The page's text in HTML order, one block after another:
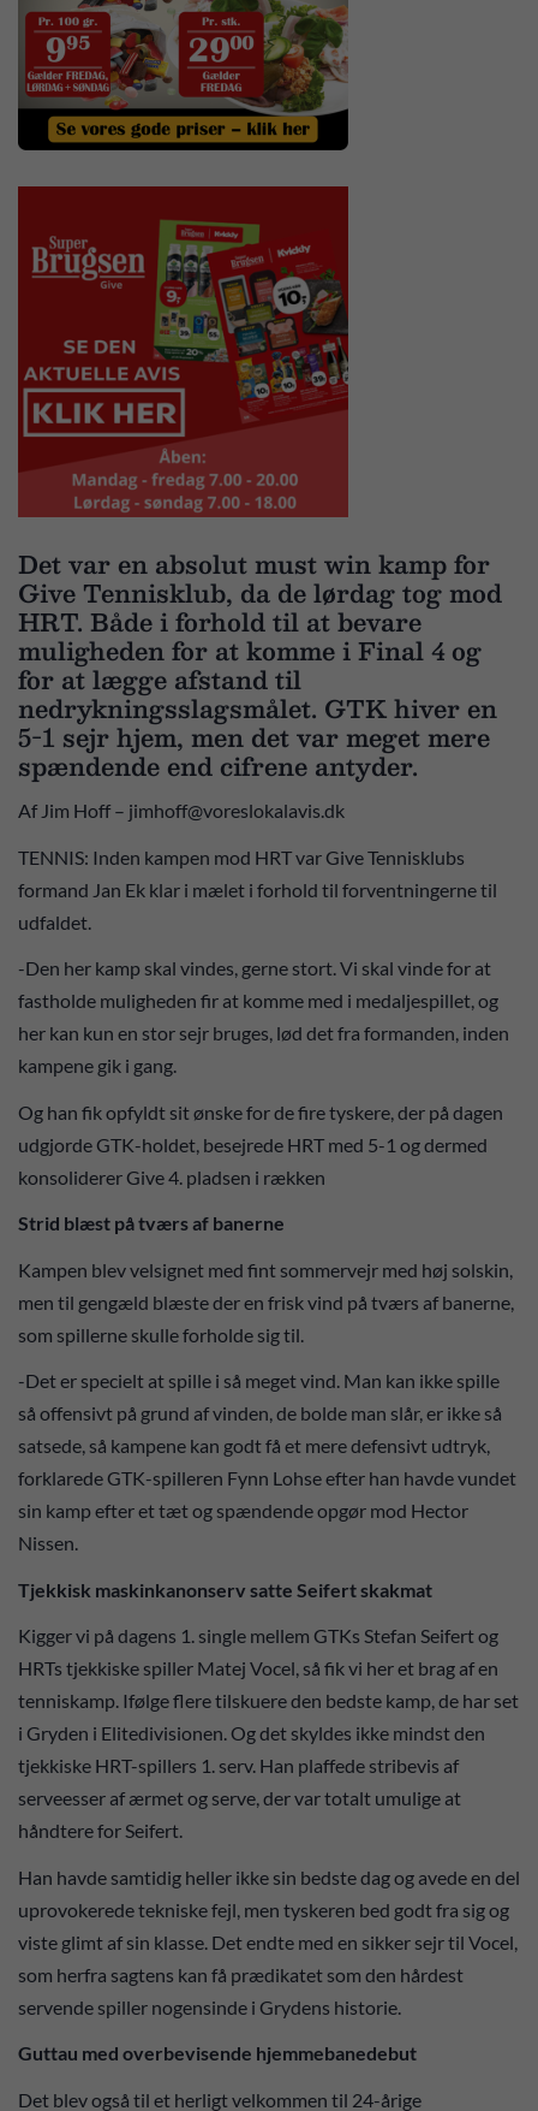
Det var en absolut must win kamp for
Give Tennisklub, da de lørdag tog mod
HRT. Både i forhold til at bevare
muligheden for at komme i Final 4 og
for at lægge afstand til
nedrykningsslagsmålet. GTK hiver en
5-1 sejr hjem, men det var meget mere
spændende end cifrene antyder.
Af Jim Hoff – jimhoff@voreslokalavis.dk
TENNIS: Inden kampen mod HRT var Give Tennisklubs
formand Jan Ek klar i mælet i forhold til forventningerne til
udfaldet.
-Den her kamp skal vindes, gerne stort. Vi skal vinde for at
fastholde muligheden fir at komme med i medaljespillet, og
her kan kun en stor sejr bruges, lød det fra formanden, inden
kampene gik i gang.
Og han fik opfyldt sit ønske for de fire tyskere, der på dagen
udgjorde GTK-holdet, besejrede HRT med 5-1 og dermed
konsoliderer Give 4. pladsen i rækken
Strid blæst på tværs af banerne
Kampen blev velsignet med fint sommervejr med høj solskin,
men til gengæld blæste der en frisk vind på tværs af banerne,
som spillerne skulle forholde sig til.
-Det er specielt at spille i så meget vind. Man kan ikke spille
så offensivt på grund af vinden, de bolde man slår, er ikke så
satsede, så kampene kan godt få et mere defensivt udtryk,
forklarede GTK-spilleren Fynn Lohse efter han havde vundet
sin kamp efter et tæt og spændende opgør mod Hector
Nissen.
Tjekkisk maskinkanonserv satte Seifert skakmat
Kigger vi på dagens 1. single mellem GTKs Stefan Seifert og
HRTs tjekkiske spiller Matej Vocel, så fik vi her et brag af en
tenniskamp. Ifølge flere tilskuere den bedste kamp, de har set
i Gryden i Elitedivisionen. Og det skyldes ikke mindst den
tjekkiske HRT-spillers 1. serv. Han plaffede stribevis af
serveesser af ærmet og serve, der var totalt umulige at
håndtere for Seifert.
Han havde samtidig heller ikke sin bedste dag og avede en del
uprovokerede tekniske fejl, men tyskeren bed godt fra sig og
viste glimt af sin klasse. Det endte med en sikker sejr til Vocel,
som herfra sagtens kan få prædikatet som den hårdest
servende spiller nogensinde i Grydens historie.
Guttau med overbevisende hjemmebanedebut
Det blev også til et herligt velkommen til 24-årige